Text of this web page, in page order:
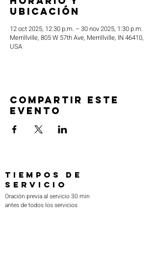
ubicación
12 oct 2025, 12:30 p.m. – 30 nov 2025, 1:30 p.m.
Merrillville, 805 W 57th Ave, Merrillville, IN 46410,
USA
Compartir este
evento
TIEMPOS DE
SERVICIO
Oración previa al servicio 30 min
antes de todos los servicios